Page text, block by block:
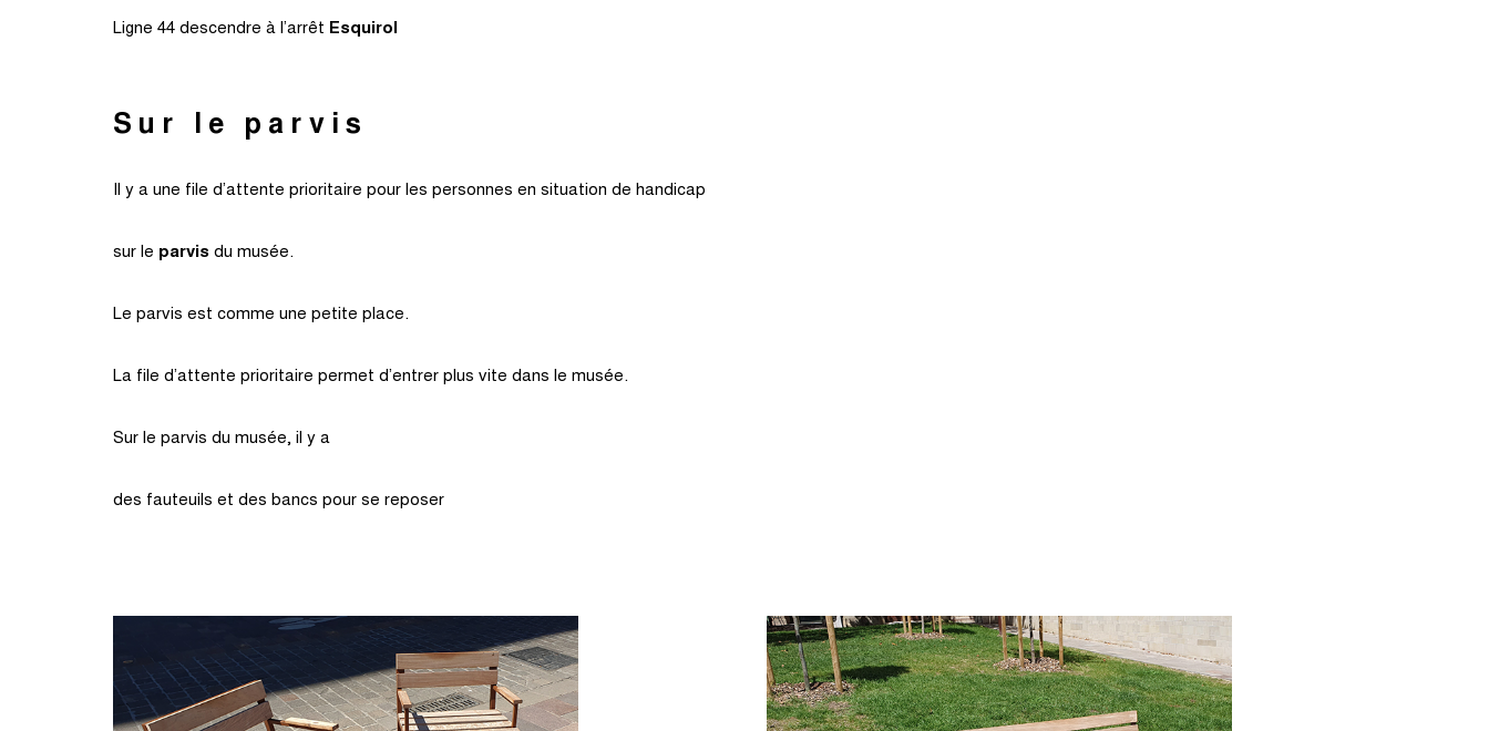
Ligne 44 descendre à l’arrêt Esquirol
Sur le parvis
Il y a une file d’attente prioritaire pour les personnes en situation de handicap
sur le parvis du musée.
Le parvis est comme une petite place.
La file d’attente prioritaire permet d’entrer plus vite dans le musée.
Sur le parvis du musée, il y a
des fauteuils et des bancs pour se reposer